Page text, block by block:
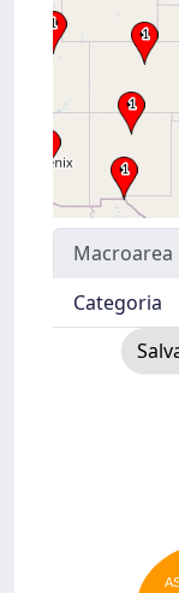
Macroarea
Categoria